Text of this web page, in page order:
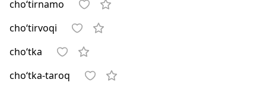
cho‘tirnamo
cho‘tirvoqi
cho‘tka
cho‘tka-taroq